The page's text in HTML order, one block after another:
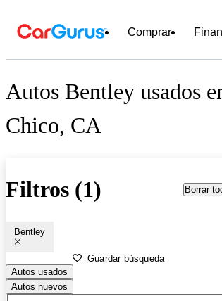
Comprar
Autos Bentley usados
Chico, CA
Filtros (1) Borrar
Bentley
Guardar búsqueda
Autos usados
Autos nuevos